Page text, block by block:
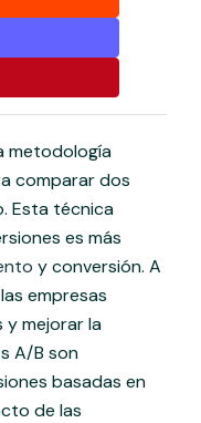
metodología
comparar dos
Esta técnica
es más
y conversión. A
empresas
y mejorar la
A/B son
basadas en
de las